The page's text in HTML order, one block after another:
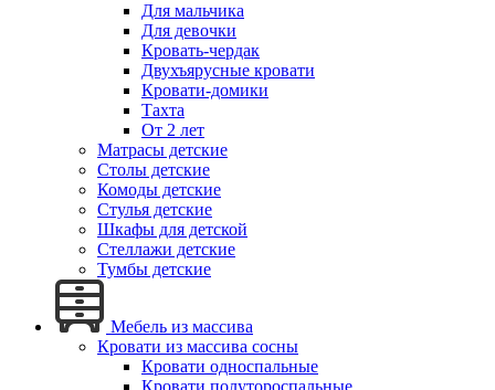
Для мальчика
Для девочки
Кровать-чердак
Двухъярусные кровати
Кровати-домики
Тахта
От 2 лет
Матрасы детские
Столы детские
Комоды детские
Стулья детские
Шкафы для детской
Стеллажи детские
Тумбы детские
Мебель из массива
Кровати из массива сосны
Кровати односпальные